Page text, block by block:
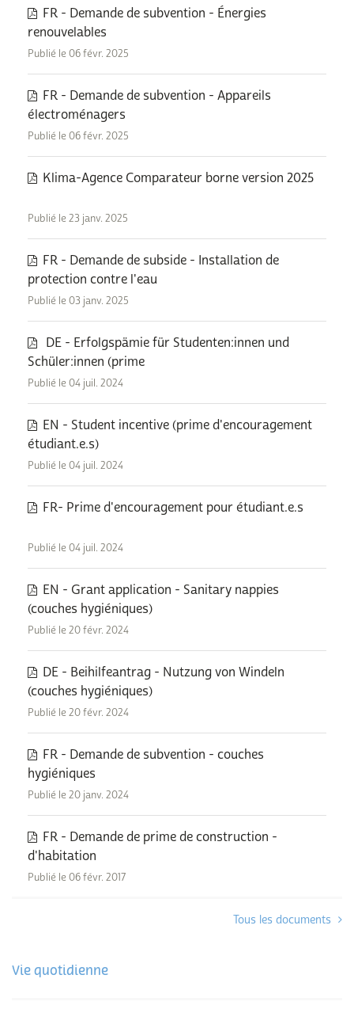
FR - Demande de subvention - Énergies
renouvelables
Publié le 06 févr. 2025
FR - Demande de subvention - Appareils
électroménagers
Publié le 06 févr. 2025
Klima-Agence Comparateur borne version 2025
Publié le 23 janv. 2025
FR - Demande de subside - Installation de
protection contre l'eau
Publié le 03 janv. 2025
DE - Erfolgspämie für Studenten:innen und
Schüler:innen (prime
Publié le 04 juil. 2024
EN - Student incentive (prime d'encouragement
étudiant.e.s)
Publié le 04 juil. 2024
FR- Prime d'encouragement pour étudiant.e.s
Publié le 04 juil. 2024
EN - Grant application - Sanitary nappies
(couches hygiéniques)
Publié le 20 févr. 2024
DE - Beihilfeantrag - Nutzung von Windeln
(couches hygiéniques)
Publié le 20 févr. 2024
FR - Demande de subvention - couches
hygiéniques
Publié le 20 janv. 2024
FR - Demande de prime de construction -
d'habitation
Publié le 06 févr. 2017
Tous les documents
Vie quotidienne